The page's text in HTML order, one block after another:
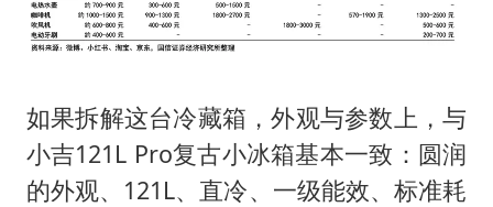
如果拆解这台冷藏箱，外观与参数上，与
小吉121L Pro复古小冰箱基本一致：圆润
的外观、121L、直冷、一级能效、标准耗